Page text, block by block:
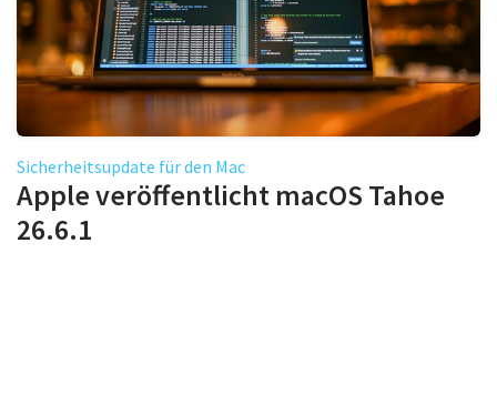
Sicherheitsupdate für den Mac
Apple veröffentlicht macOS Tahoe
26.6.1